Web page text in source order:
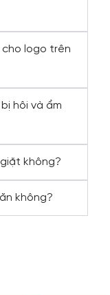
cho logo trên
hôi và ẩm
không?
không?